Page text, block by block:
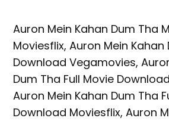
Auron Mein Kahan Dum Tha
Moviesflix, Auron Mein
Download Vegamovies,
Dum Tha Full Movie
Auron Mein Kahan Dum Tha
Download Moviesflix, Auron